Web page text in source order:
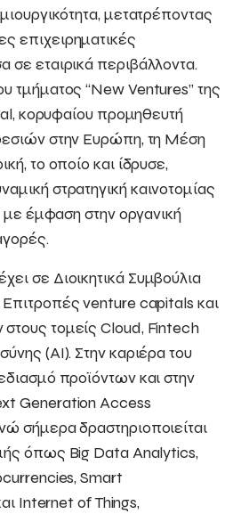
μετατρέποντας
επιχειρηματικές
σε εταιρικά περιβάλλοντα.
τμήματος “New Ventures” της
κορυφαίου προμηθευτή
στην Ευρώπη, τη Μέση
το οποίο και ίδρυσε,
στρατηγική καινοτομίας
έμφαση στην οργανική
σε Διοικητικά Συμβούλια
Επιτροπές venture capitals και
τομείς Cloud, Fintech
(AI). Στην καριέρα του
προϊόντων και στην
Generation Access
σήμερα δραστηριοποιείται
όπως Big Data Analytics,
Smart
Internet of Things,